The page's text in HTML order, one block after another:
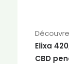
Elixa 420
CBD